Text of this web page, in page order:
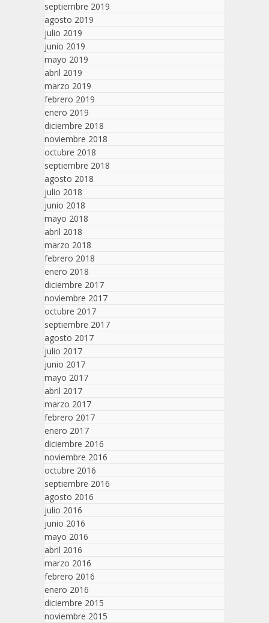
septiembre 2019
agosto 2019
julio 2019
junio 2019
mayo 2019
abril 2019
marzo 2019
febrero 2019
enero 2019
diciembre 2018
noviembre 2018
octubre 2018
septiembre 2018
agosto 2018
julio 2018
junio 2018
mayo 2018
abril 2018
marzo 2018
febrero 2018
enero 2018
diciembre 2017
noviembre 2017
octubre 2017
septiembre 2017
agosto 2017
julio 2017
junio 2017
mayo 2017
abril 2017
marzo 2017
febrero 2017
enero 2017
diciembre 2016
noviembre 2016
octubre 2016
septiembre 2016
agosto 2016
julio 2016
junio 2016
mayo 2016
abril 2016
marzo 2016
febrero 2016
enero 2016
diciembre 2015
noviembre 2015